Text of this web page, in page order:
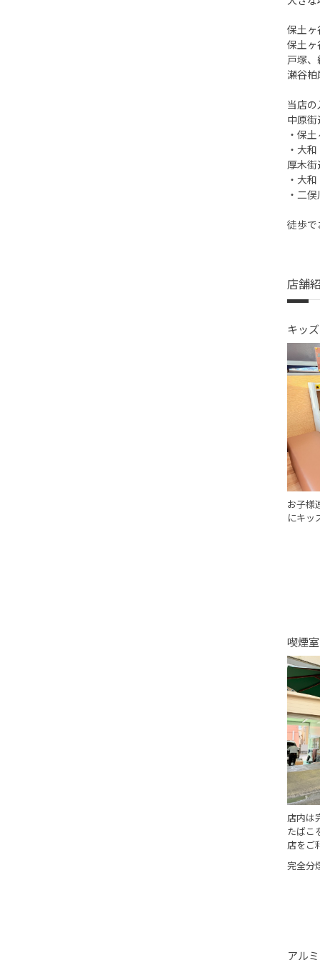
保土
保土
戸塚
瀬谷
当店の
中原
・保
・大
厚木
・大
・二
徒歩で
店舗
キッ
お子様
にキッ
喫煙室
店内は
たばこ
店をご
完全分
アル